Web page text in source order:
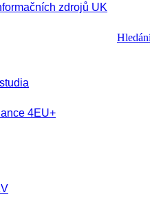
zdrojů UK
4EU+